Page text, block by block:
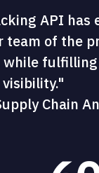
API has
team of the
while
Chain